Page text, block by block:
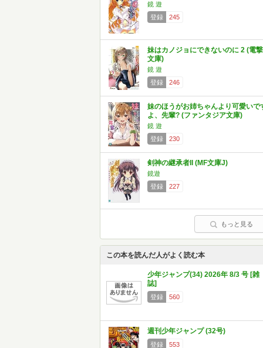
鏡 遊
登録
245
妹はカノジョにできないのに 2 (電撃
文庫)
鏡 遊
登録
246
妹のほうがお姉ちゃんより可愛いで
よ、先輩? (ファンタジア文庫)
鏡 遊
登録
230
剣神の継承者II (MF文庫J)
鏡遊
登録
227
もっと見る
この本を読んだ人がよく読む本
少年ジャンプ(34) 2026年 8/3 号 [雑
誌]
登録 560
週刊少年ジャンプ (32号)
登録 553